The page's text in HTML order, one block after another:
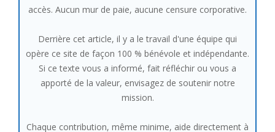
accès. Aucun mur de paie, aucune censure corporative.
Derrière cet article, il y a le travail d'une équipe qui
opère ce site de façon 100 % bénévole et indépendante.
Si ce texte vous a informé, fait réfléchir ou vous a
apporté de la valeur, envisagez de soutenir notre
mission.
Chaque contribution, même minime, aide directement à